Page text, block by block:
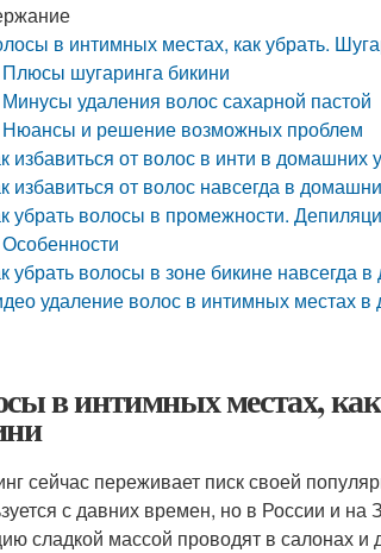
в интимных местах, как убрать.
Плюсы шугаринга бикини
Минусы удаления волос сахарной пастой
Нюансы и решение возможных проблем
избавиться от волос в инти в домашних
избавиться от волос навсегда в
убрать волосы в промежности.
Особенности
убрать волосы в зоне бикине
удаление волос в интимных местах
в интимных местах,
сейчас переживает писк своей
с давних времен, но в России и на
сладкой массой проводят в салонах